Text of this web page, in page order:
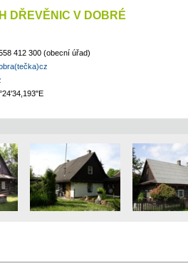
DŘEVĚNIC V DOBRÉ
412 300 (obecní úřad)